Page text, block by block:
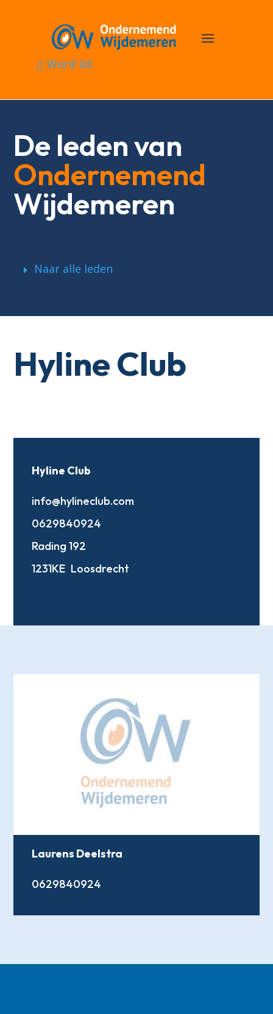
Word lid
De leden van
Ondernemend
Wijdemeren
Naar alle leden
Hyline Club
Hyline Club
info@hylineclub.com
0629840924
Rading 192
1231KE Loosdrecht
Laurens Deelstra
0629840924